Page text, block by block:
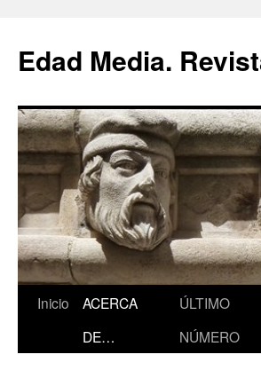
contenido
Edad Media.
Inicio
ACERCA
DE…
ÚLTIMO
NÚMERO